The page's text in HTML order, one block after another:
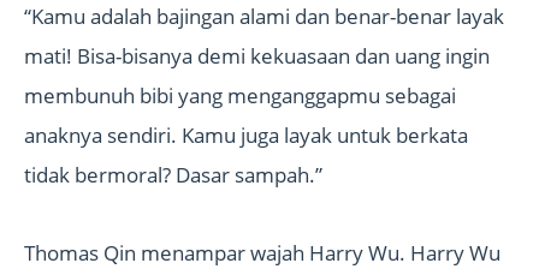
“Kamu adalah bajingan alami dan benar-benar layak
mati! Bisa-bisanya demi kekuasaan dan uang ingin
membunuh bibi yang menganggapmu sebagai
anaknya sendiri. Kamu juga layak untuk berkata
tidak bermoral? Dasar sampah.”
Thomas Qin menampar wajah Harry Wu. Harry Wu